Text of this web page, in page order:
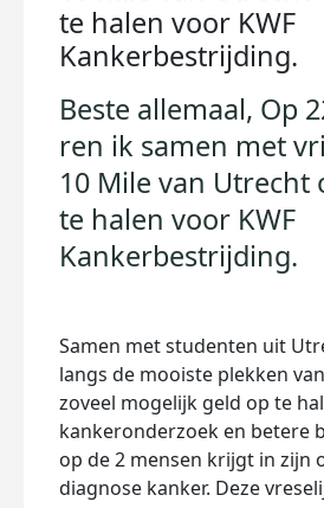
te halen voor KWF
Kankerbestrijding.
Beste allemaal, Op
ren ik samen met
10 Mile van Utrecht
te halen voor KWF
Kankerbestrijding.
Samen met studenten uit
langs de mooiste plekken
zoveel mogelijk geld op te
kankeronderzoek en betere
op de 2 mensen krijgt in zijn
diagnose kanker. Deze